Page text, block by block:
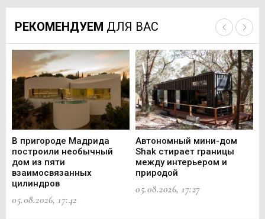
РЕКОМЕНДУЕМ ДЛЯ ВАС
В пригороде Мадрида
построили необычный
дом из пяти
взаимосвязанных
цилиндров
05.08.2026, 17:42
Автономный мини-дом
Shak стирает границы
между интерьером и
природой
05.08.2026, 17:27